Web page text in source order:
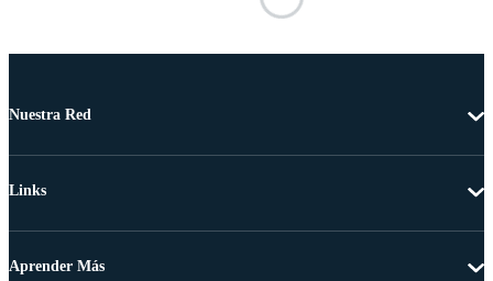
Nuestra Red
Links
Aprender Más